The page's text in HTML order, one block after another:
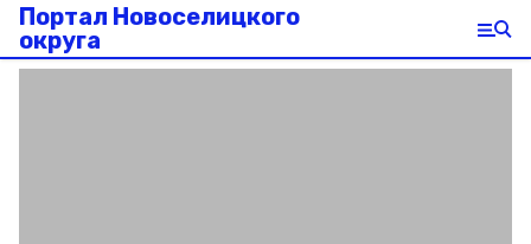
Портал Новоселицкого
округа